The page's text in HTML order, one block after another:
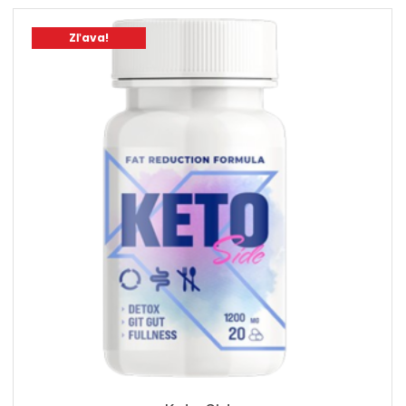
58,00 €.29,00 €.
Zľava!